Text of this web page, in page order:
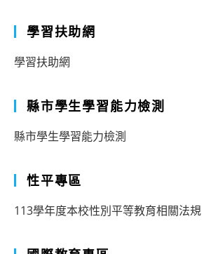
學習扶助網
學習扶助網
縣市學生學習能力檢測
縣市學生學習能力檢測
性平專區
113學年度本校性別平等教育相關法規